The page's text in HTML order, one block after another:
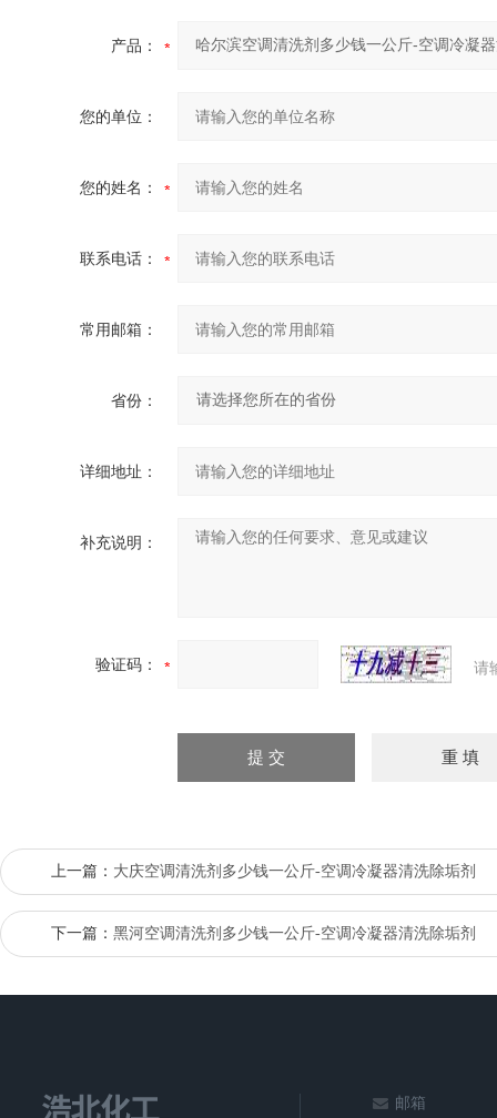
产品：
您的单位：
您的姓名：
联系电话：
常用邮箱：
省份：
详细地址：
补充说明：
验证码： 请
上一篇： 大庆空调清洗剂多少钱一公斤-空调冷凝器清洗除垢剂
下一篇： 黑河空调清洗剂多少钱一公斤-空调冷凝器清洗除垢剂
邮箱